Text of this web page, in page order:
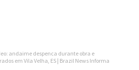
andaime despenca durante obra e
em Vila Velha, ES | Brazil News Informa